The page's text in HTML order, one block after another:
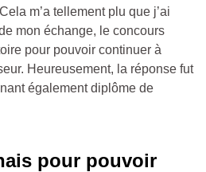
m’a tellement plu que j’ai
mon échange, le concours
pour pouvoir continuer à
Heureusement, la réponse fut
également diplôme de
pour pouvoir